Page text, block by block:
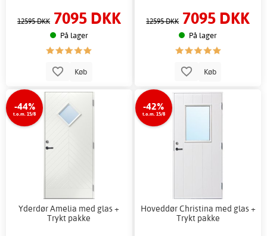
12595 DKK 7095 DKK
På lager
Køb
12595 DKK 7095 DKK
På lager
Køb
-44%
t.o.m. 15/8
Yderdør Amelia med glas +
Trykt pakke
-42%
t.o.m. 15/8
Hoveddør Christina med glas +
Trykt pakke